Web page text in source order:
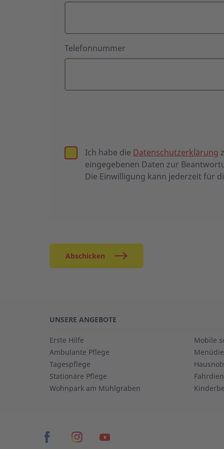
Telefonnummer
Ich habe die Datenschutzerklärung
eingegebenen Daten zur
Die Einwilligung kann jederzeit für
Abschicken
UNSERE ANGEBOTE
Erste Hilfe
Ambulante Pflege
Tagespflege
Stationäre Pflege
Wohnpark am Mühlgraben
Mobile